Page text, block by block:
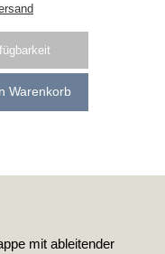
Warenkorb
mit ableitender